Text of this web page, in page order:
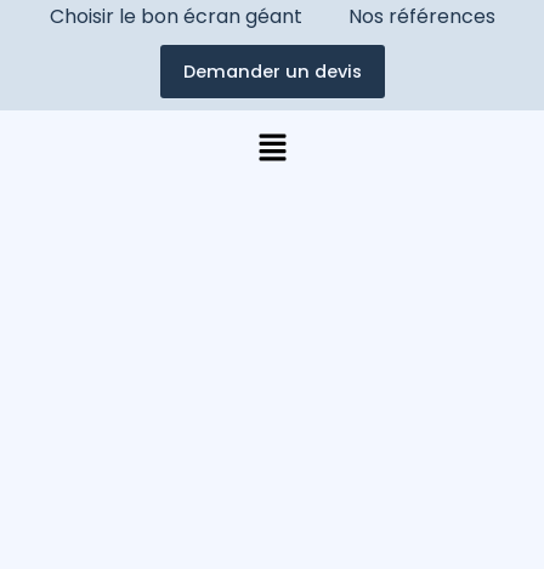
Choisir le bon écran géant Nos références
Demander un devis
Menu